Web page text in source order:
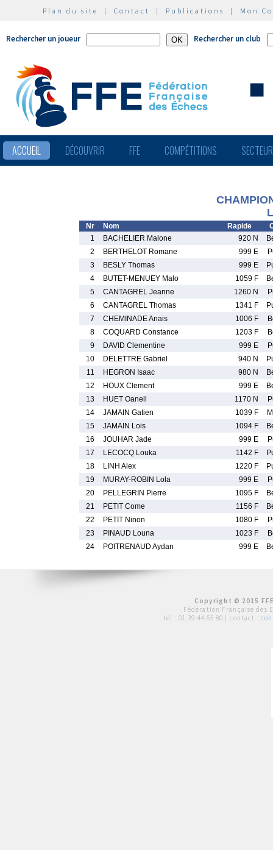
Plan du site | Contact | Publications | Mon
Rechercher un joueur Rechercher un club
ACCUEIL DÉCOUVRIR FFE COMPÉTITIONS
Nr Nom Rapide
1
BACHELIER Malone 920 N
2
BERTHELOT Romane 999 E
3
BESLY Thomas 999 E
4
BUTET-MENUEY Malo 1059 F
5
CANTAGREL Jeanne 1260 N
6
CANTAGREL Thomas 1341 F
7
CHEMINADE Anais 1006 F
8
COQUARD Constance 1203 F
9
DAVID Clementine 999 E
10
DELETTRE Gabriel 940 N
11
HEGRON Isaac 980 N
12
HOUX Clement 999 E
13
HUET Oanell 1170 N
14
JAMAIN Gatien 1039 F
15
JAMAIN Lois 1094 F
16
JOUHAR Jade 999 E
17
LECOCQ Louka 1142 F
18
LINH Alex 1220 F
19
MURAY-ROBIN Lola 999 E
20
PELLEGRIN Pierre 1095 F
21
PETIT Come 1156 F
22
PETIT Ninon 1080 F
23
PINAUD Louna 1023 F
24
POITRENAUD Aydan 999 E
Copyright © 2015
Fédération Française des
tél : 01 39 44 65 80 | contact :